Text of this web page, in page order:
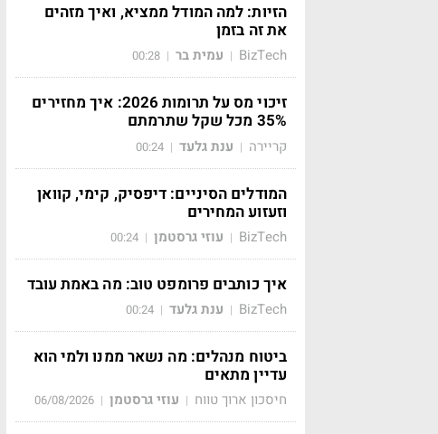
הזיות: למה המודל ממציא, ואיך מזהים
את זה בזמן
BizTech
| עמית בר |
00:28
זיכוי מס על תרומות 2026: איך מחזירים
35% מכל שקל שתרמתם
קריירה | ענת גלעד |
00:24
המודלים הסיניים: דיפסיק, קימי, קוואן
וזעזוע המחירים
BizTech
| עוזי גרסטמן |
00:24
איך כותבים פרומפט טוב: מה באמת עובד
BizTech
| ענת גלעד |
00:24
ביטוח מנהלים: מה נשאר ממנו ולמי הוא
עדיין מתאים
חיסכון ארוך טווח | עוזי גרסטמן |
06/08/2026